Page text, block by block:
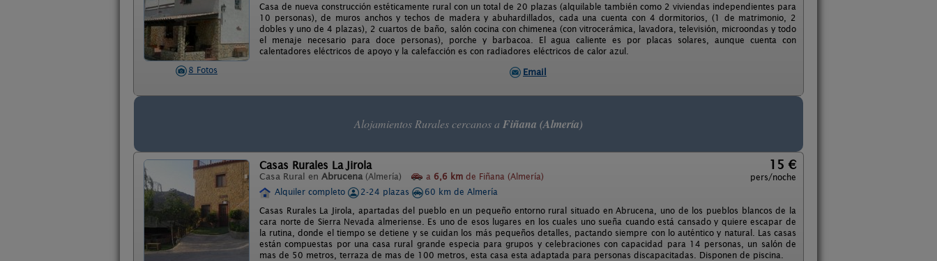
8 Fotos
Casa de nueva construcción estéticamente rural con un total de 20 plazas (alquilable también como 2 viviendas independientes para
10 personas), de muros anchos y techos de madera y abuhardillados, cada una cuenta con 4 dormitorios, (1 de matrimonio, 2
dobles y uno de 4 plazas), 2 cuartos de baño, salón cocina con chimenea (con vitrocerámica, lavadora, televisión, microondas y todo
el menaje necesario para doce personas), porche y barbacoa. El agua caliente es por placas solares, aunque cuenta con
calentadores eléctricos de apoyo y la calefacción es con radiadores eléctricos de calor azul.
Email
Alojamientos Rurales cercanos a Fiñana (Almería)
Casas Rurales La Jirola
Casa Rural en Abrucena (Almería) a 6,6 km de Fiñana (Almería)
15 €
pers/noche
Alquiler completo
2-24 plazas
60 km de Almería
Casas Rurales La Jirola, apartadas del pueblo en un pequeño entorno rural situado en Abrucena, uno de los pueblos blancos de la
cara norte de Sierra Nevada almeriense. Es uno de esos lugares en los cuales uno sueña cuando está cansado y quiere escapar de
la rutina, donde el tiempo se detiene y se cuidan los más pequeños detalles, pactando siempre con lo auténtico y natural. Las casas
están compuestas por una casa rural grande especia para grupos y celebraciones con capacidad para 14 personas, un salón de
mas de 50 metros, terraza de mas de 100 metros, esta casa esta adaptada para personas discapacitadas. Disponen de piscina.